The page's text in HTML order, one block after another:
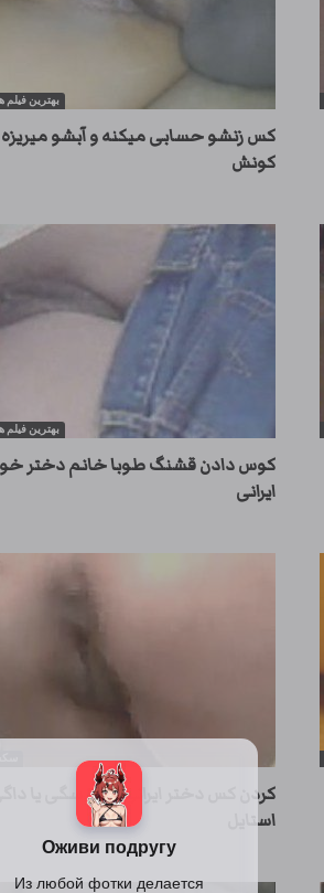
بهترین
کس زنشو حسابی میکنه و آبشو میریزه
کونش
بهترین
کوس دادن قشنگ طوبا خانم دختر
ایرانی
کردن کس دختر ایرانی مدل سگی یا داگی
استایل